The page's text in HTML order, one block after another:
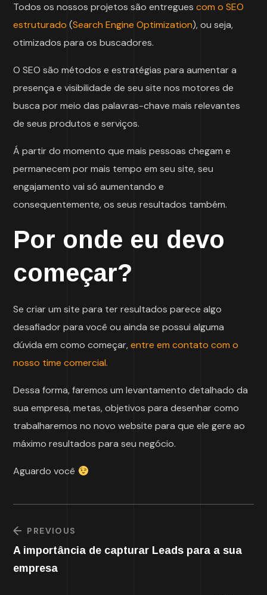
Todos os nossos projetos são entreguescom o SEO
estruturado (Search Engine Optimization), ou seja,
otimizados para os buscadores.
O SEO são métodos e estratégias para aumentar a
presença e visibilidade de seu site nos motores de
busca por meio das palavras-chave mais relevantes
de seus produtos e serviços.
Á partir do momento que mais pessoas chegam e
permanecem por mais tempo em seu site, seu
engajamento vai só aumentando e
consequentemente, os seus resultados também.
Por onde eu devo
começar?
Se criar um site para ter resultados parece algo
desafiador para você ou ainda se possui alguma
dúvida em como começar,entre em contato com o
nosso time comercial.
Dessa forma, faremos um levantamento detalhado da
sua empresa, metas, objetivos para desenhar como
trabalharemos no novo website para que ele gere ao
máximo resultados para seu negócio.
Aguardo você
PREVIOUS
A importância de capturar Leads para a sua
empresa